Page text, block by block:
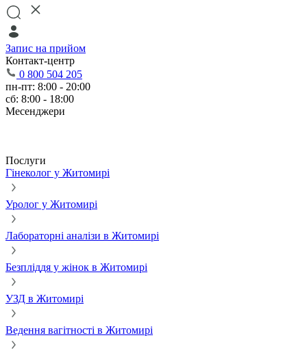
Запис на прийом
Контакт-центр
0 800 504 205
пн-пт: 8:00 - 20:00
сб: 8:00 - 18:00
Месенджери
Послуги
Гінеколог у Житомирі
Уролог у Житомирі
Лабораторні аналізи в Житомирі
Безпліддя у жінок в Житомирі
УЗД в Житомирі
Ведення вагітності в Житомирі